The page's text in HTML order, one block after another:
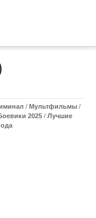
/ Мультфильмы /
2025 / Лучшие